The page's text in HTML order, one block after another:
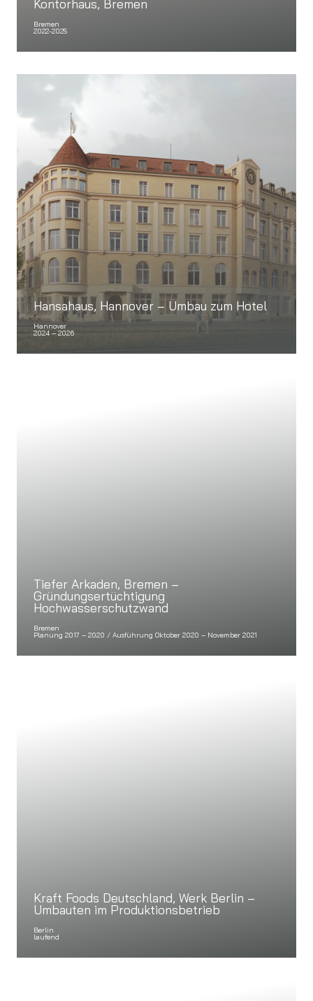
Kontorhaus, Bremen
Bremen
2022-2025
Hansahaus, Hannover – Umbau zum Hotel
Hannover
2024 – 2026
Tiefer Arkaden, Bremen –
Gründungsertüchtigung
Hochwasserschutzwand
Bremen
Planung 2017 – 2020 / Ausführung Oktober 2020 – November 2021
Kraft Foods Deutschland, Werk Berlin –
Umbauten im Produktionsbetrieb
Berlin
laufend